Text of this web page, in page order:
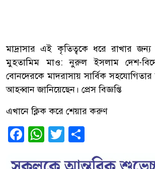
মাদ্রাসার এই কৃতিত্বকে ধরে রাখার
মুহতামিম মাও: নুরুল ইসলাম দেশ-
বোনদেরকে মাদরাসায় সার্বিক
আহব্বান জানিয়েছেন। প্রেস বিজ্ঞপ্তি
এখানে ক্লিক করে শেয়ার করুণ
Facebook
WhatsApp
Twitter